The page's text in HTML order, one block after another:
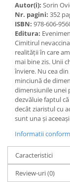
Autor(i): Sorin
Nr. pagini: 352
ISBN: 978-606-
Editura:
Cimitirul
realității în care
mai bine zis. Unii
înviere. Nu cea
minciună de
dimensiunile unei
dezvăluie faptul
decât ziaristul cu
sunt una și
Informatii
Caracteristici
Review-uri(0)